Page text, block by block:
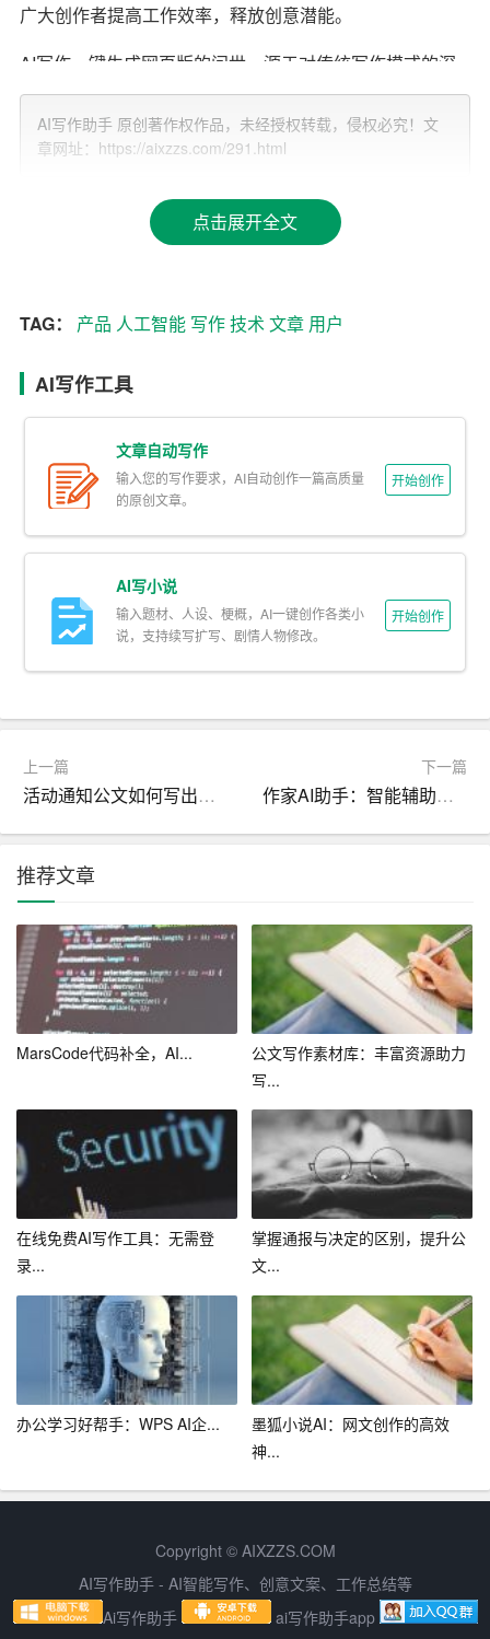
广大创作者提高工作效率，释放创意潜能。
AI写作一键生成网页版的问世，源于对传统写作模式的深
刻反思。在信息爆炸的时代，人们越来越重视时间的价
值，高效写作成为了迫切需求。然而，传统写作模式往往
需要较长的时间和大量的精力，甚至有时候还会陷入灵感
1. 高效快捷：传统写作模式下，撰写一篇文章可能需要几
几秒钟内完成文章的构思和撰写，极大提高了写作效率。
2. 内容丰富：AI写作一键生成网页版基于大量数据分析和
机器学习，能够自动匹配相关话题的素材和案例，使得文
章内容更加丰富多样。
3. 结构清晰：AI写作一键生成网页版可以根据用户的需
求，自动调整文章的结构和逻辑。用户只需关注关键词和
字数，便可获得一篇条理清晰的优质文章。
4. 易于修改：AI写作一键生成网页版生成的文章并非固定
不变，用户可以随时对其进行修改和优化，使得文章更符
作习惯和喜好，智能推荐相关题材和写作风格，助力用户
拓展创作领域。
当然，作为一款人工智能产品，AI写作一键生成网页版也
存在一定的局限性。由于是基于大量数据和算法生成文
章，可能在某些细节和情感表达上略显生硬。但是，随着
技术的不断进步，这款产品的性能将日益完善，为我们带
来更加优质的写作体验。
AI写作一键生成网页版的诞生，不仅是一款创新产品的问
世，更是人工智能技术在文学创作领域的一次突破。它将
改变传统写作模式，助力广大创作者提高工作效率，同时
也为个人用户提供了一种便捷的自我表达途径。在未来，
我们有理由相信，AI写作一键生成网页版将引领写作新风
尚，让更多人享受到写作的乐趣。
AI写作助手 原创著作权作品，未经授权转载，侵权必究！文
章网址：https://aixzzs.com/291.html
点击展开全文
TAG： 产品 人工智能 写作技术文章 用户
AI写作工具
文章自动写作
输入您的写作要求，AI自动创作一篇高质量
的原创文章。
开始创作
AI写小说
输入题材、人设、梗概，AI一键创作各类小
说，支持续写扩写、剧情人物修改。
开始创作
上一篇
活动通知公文如何写出让人满意的公告
下一篇
作家AI助手：智能辅助，创作更专业
推荐文章
MarsCode代码补全，AI...
公文写作素材库：丰富资源助力
写...
在线免费AI写作工具：无需登
录...
掌握通报与决定的区别，提升公
文...
办公学习好帮手：WPS AI企...
墨狐小说AI：网文创作的高效
神...
Copyright © AIXZZS.COM
AI写作助手 - AI智能写作、创意文案、工作总结等
Ai写作助手
ai写作助手app